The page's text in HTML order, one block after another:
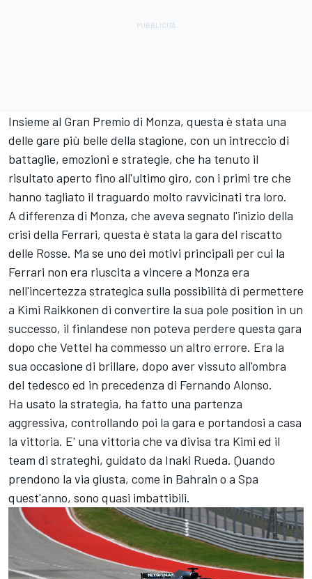
Insieme al Gran Premio di Monza, questa è stata una
delle gare più belle della stagione, con un intreccio di
battaglie, emozioni e strategie, che ha tenuto il
risultato aperto fino all'ultimo giro, con i primi tre che
hanno tagliato il traguardo molto ravvicinati tra loro.
A differenza di Monza, che aveva segnato l'inizio della
crisi della Ferrari, questa è stata la gara del riscatto
delle Rosse. Ma se uno dei motivi principali per cui la
Ferrari non era riuscita a vincere a Monza era
nell'incertezza strategica sulla possibilità di permettere
a Kimi Raikkonen di convertire la sua pole position in un
successo, il finlandese non poteva perdere questa gara
dopo che Vettel ha commesso un altro errore. Era la
sua occasione di brillare, dopo aver vissuto all'ombra
del tedesco ed in precedenza di Fernando Alonso.
Ha usato la strategia, ha fatto una partenza
aggressiva, controllando poi la gara e portandosi a casa
la vittoria. E' una vittoria che va divisa tra Kimi ed il
team di strateghi, guidato da Inaki Rueda. Quando
prendono la via giusta, come in Bahrain o a Spa
quest'anno, sono quasi imbattibili.